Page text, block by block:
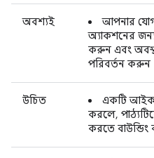
অবশ্যই
আপনার
অ্যাকশনের
করুন এবং
পরিবর্তন করুন
উচিত
একটি
করলে,
করতে বাউন্ডিং